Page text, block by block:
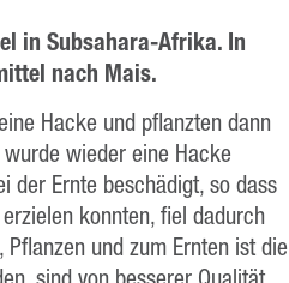
in Subsahara-Afrika. In
nach Mais.
Hacke und pflanzten dann
wieder eine Hacke
der Ernte beschädigt, so dass
konnten, fiel dadurch
und zum Ernten ist die